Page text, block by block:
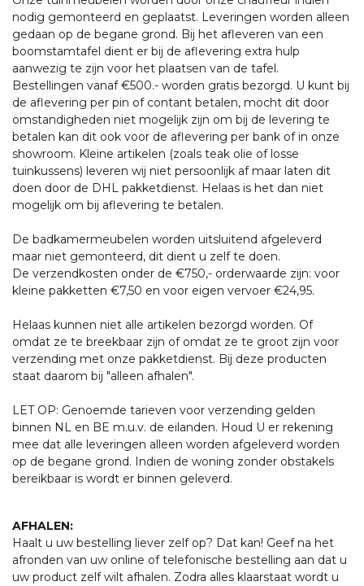
nodig gemonteerd en geplaatst. Leveringen worden alleen
gedaan op de begane grond. Bij het afleveren van een
boomstamtafel dient er bij de aflevering extra hulp
aanwezig te zijn voor het plaatsen van de tafel.
Bestellingen vanaf €500.- worden gratis bezorgd. U kunt bij
de aflevering per pin of contant betalen, mocht dit door
omstandigheden niet mogelijk zijn om bij de levering te
betalen kan dit ook voor de aflevering per bank of in onze
showroom. Kleine artikelen (zoals teak olie of losse
tuinkussens) leveren wij niet persoonlijk af maar laten dit
doen door de DHL pakketdienst. Helaas is het dan niet
mogelijk om bij aflevering te betalen.
De badkamermeubelen worden uitsluitend afgeleverd
maar niet gemonteerd, dit dient u zelf te doen.
De verzendkosten onder de €750,- orderwaarde zijn: voor
kleine pakketten €7,50 en voor eigen vervoer €24,95.
Helaas kunnen niet alle artikelen bezorgd worden. Of
omdat ze te breekbaar zijn of omdat ze te groot zijn voor
verzending met onze pakketdienst. Bij deze producten
staat daarom bij "alleen afhalen".
LET OP: Genoemde tarieven voor verzending gelden
binnen NL en BE m.u.v. de eilanden. Houd U er rekening
mee dat alle leveringen alleen worden afgeleverd worden
op de begane grond. Indien de woning zonder obstakels
bereikbaar is wordt er binnen geleverd.
AFHALEN:
Haalt u uw bestelling liever zelf op? Dat kan! Geef na het
afronden van uw online of telefonische bestelling aan dat u
uw product zelf wilt afhalen. Zodra alles klaarstaat wordt u